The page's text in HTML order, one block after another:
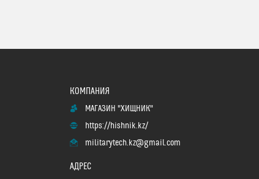
МАГАЗИН "ХИЩНИК"
https://hishnik.kz/
militarytech.kz@gmail.com